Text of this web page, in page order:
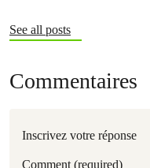
See all posts
Commentaires
Inscrivez votre réponse
Comment (required)